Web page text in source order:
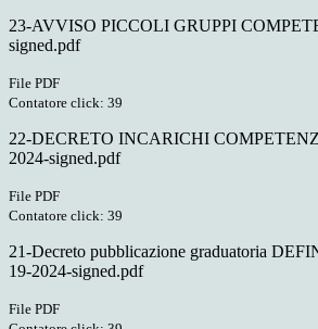
23-AVVISO PICCOLI GRUPPI
signed.pdf
File PDF
Contatore click: 39
22-DECRETO INCARICHI
2024-signed.pdf
File PDF
Contatore click: 39
21-Decreto pubblicazione graduatoria
19-2024-signed.pdf
File PDF